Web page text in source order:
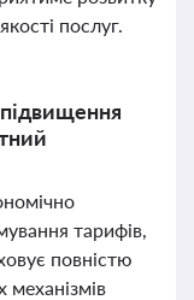
послуг.
тарифів,
повністю
механізмів